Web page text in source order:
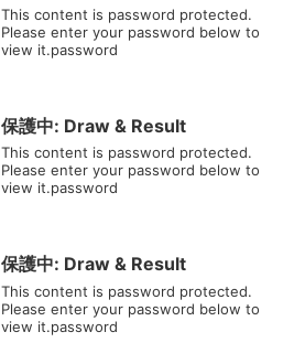
This content is password protected.
Please enter your password below to
view it.password
保護中: Draw & Result
This content is password protected.
Please enter your password below to
view it.password
保護中: Draw & Result
This content is password protected.
Please enter your password below to
view it.password